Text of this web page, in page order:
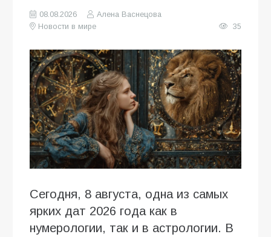
08.08.2026
Алена Васнецова
Новости в мире
35
Сегодня, 8 августа, одна из самых
ярких дат 2026 года как в
нумерологии, так и в астрологии. В